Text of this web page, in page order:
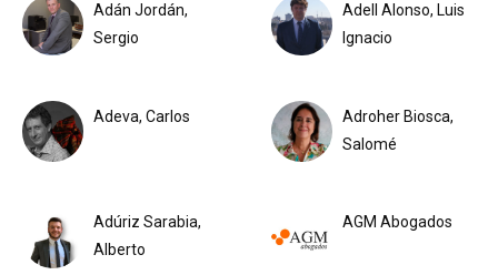
Adán Jordán,
Sergio
Adell Alonso, Luis
Ignacio
Adeva, Carlos
Adroher Biosca,
Salomé
Adúriz Sarabia,
Alberto
AGM Abogados